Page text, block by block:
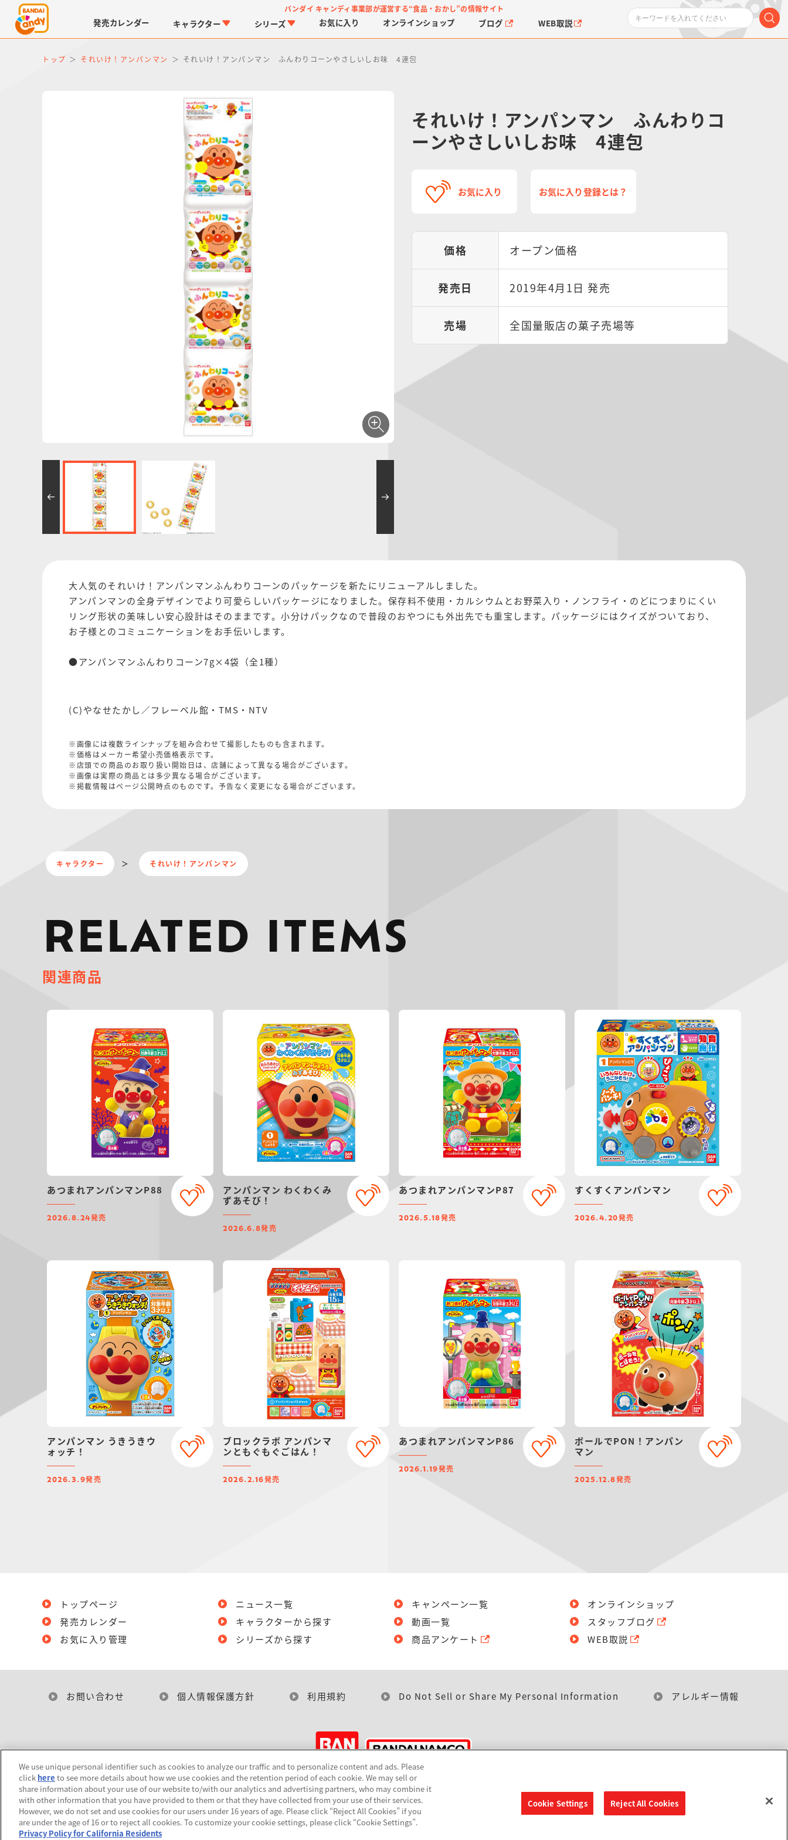
バンダイ キャンディ事業部が運営する“食品・おかし”の情報サイト
発売カレンダー キャラクター
仮面ライダーシリーズ
シリーズ
キャラパキ
お気に入り オンラインショップ ブログ WEB取説
トップ それいけ！アンパンマン それいけ！アンパンマン ふんわりコーンやさしいしお味 4連包
それいけ！アンパンマン ふんわりコ
ーンやさしいしお味 4連包
お気に入り お気に入り登録とは？
価格 オープン価格
発売日 2019年4月1日 発売
売場 全国量販店の菓子売場等
大人気のそれいけ！アンパンマンふんわりコーンのパッケージを新たにリニューアルしました。
アンパンマンの全身デザインでより可愛らしいパッケージになりました。保存料不使用・カルシウムとお野菜入り・ノンフライ・のどにつまりにくい
リング形状の美味しい安心設計はそのままです。小分けパックなので普段のおやつにも外出先でも重宝します。パッケージにはクイズがついており、
お子様とのコミュニケーションをお手伝いします。
●アンパンマンふんわりコーン7g×4袋（全1種）
(C)やなせたかし／フレーベル館・TMS・NTV
※画像には複数ラインナップを組み合わせて撮影したものも含まれます。
※価格はメーカー希望小売価格表示です。
※店頭での商品のお取り扱い開始日は、店舗によって異なる場合がございます。
※画像は実際の商品とは多少異なる場合がございます。
※掲載情報はページ公開時点のものです。予告なく変更になる場合がございます。
キャラクター それいけ！アンパンマン
RELATED ITEMS
関連商品
あつまれアンパンマンP88
2026.8.24発売
アンパンマン わくわくみ
ずあそび！
2026.6.8発売
あつまれアンパンマンP87
2026.5.18発売
すくすくアンパンマン
2026.4.20発売
アンパンマン うきうきウ
ォッチ！
2026.3.9発売
ブロックラボ アンパンマ
ンともぐもぐごはん！
2026.2.16発売
あつまれアンパンマンP86
2026.1.19発売
ボールでPON！アンパン
マン
2025.12.8発売
トップページ
発売カレンダー
お気に入り管理
ニュース一覧
キャラクターから探す
シリーズから探す
キャンペーン一覧
動画一覧
商品アンケート
オンラインショップ
スタッフブログ
WEB取説
お問い合わせ 個人情報保護方針 利用規約 Do Not Sell or Share My Personal Information アレルギー情報
©BANDAI
▼コピーライト一覧を表示する
We use unique personal identifier such as cookies to analyze our traffic and to personalize content and ads. Please
click here to see more details about how we use cookies and the retention period of each cookie. We may sell or
share information about your use of our website to/with our analytics and advertising partners, who may combine it
with other information that you have provided to them or that they have collected from your use of their services.
However, we do not set and use cookies for our users under 16 years of age. Please click “Reject All Cookies” if you
are under the age of 16 or to reject all cookies. To customize your cookie settings, please click “Cookie Settings”.
Privacy Policy for California Residents
Cookie Settings Reject All Cookies